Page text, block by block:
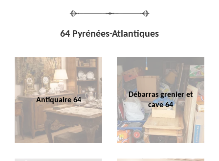
64 Pyrénées-Atlantiques
Antiquaire 64
Débarras grenier et
cave 64